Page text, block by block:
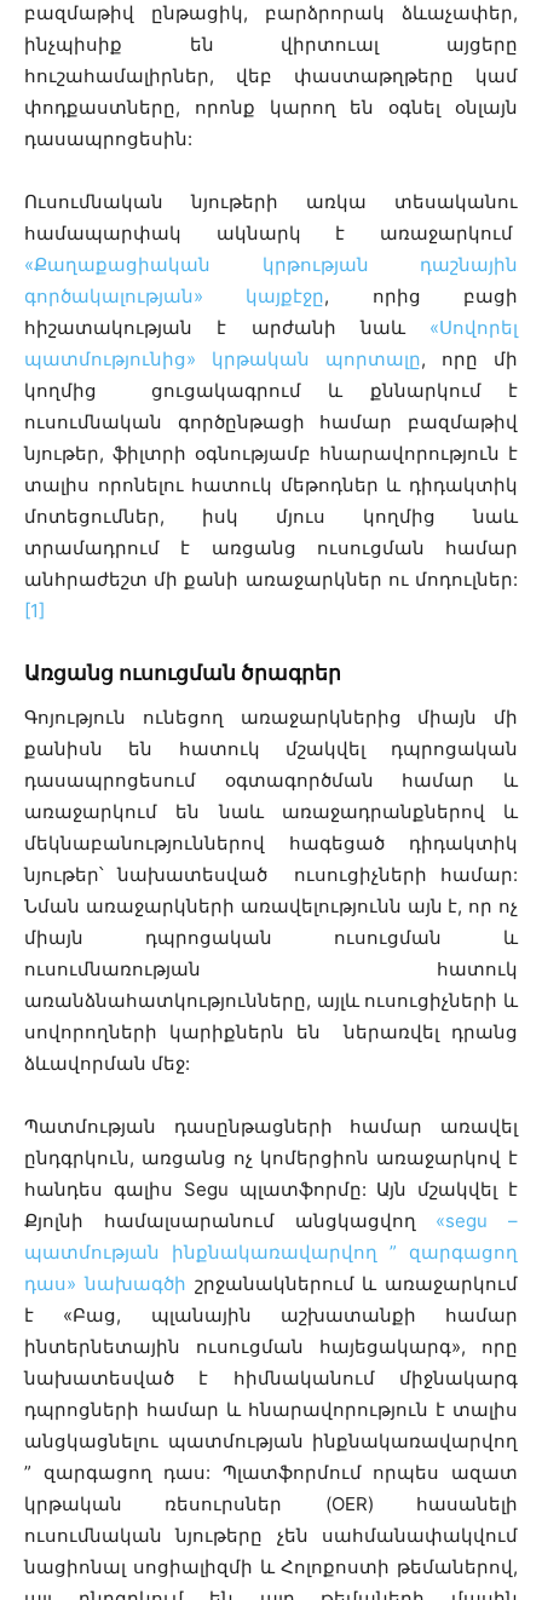
բազմաթիվ ընթացիկ, բարձրորակ ձևաչափեր,
ինչպիսիք են վիրտուալ այցերը
հուշահամալիրներ, վեբ փաստաթղթերը կամ
փոդքաստները, որոնք կարող են օգնել օնլայն
դասապրոցեսին:
Ուսումնական նյութերի առկա տեսականու
համապարփակ ակնարկ է առաջարկում
«Քաղաքացիական կրթության դաշնային
գործակալության» կայքէջը, որից բացի
հիշատակության է արժանի նաև «Սովորել
պատմությունից» կրթական պորտալը, որը մի
կողմից ցուցակագրում և քննարկում է
ուսումնական գործընթացի համար բազմաթիվ
նյութեր, ֆիլտրի օգնությամբ հնարավորություն է
տալիս որոնելու հատուկ մեթոդներ և դիդակտիկ
մոտեցումներ, իսկ մյուս կողմից նաև
տրամադրում է առցանց ուսուցման համար
անհրաժեշտ մի քանի առաջարկներ ու մոդուլներ:
[1]
Առցանց ուսուցման ծրագրեր
Գոյություն ունեցող առաջարկներից միայն մի
քանիսն են հատուկ մշակվել դպրոցական
դասապրոցեսում օգտագործման համար և
առաջարկում են նաև առաջադրանքներով և
մեկնաբանություններով հագեցած դիդակտիկ
նյութեր՝ նախատեսված ուսուցիչների համար:
Նման առաջարկների առավելությունն այն է, որ ոչ
միայն դպրոցական ուսուցման և
ուսումնառության հատուկ
առանձնահատկությունները, այլև ուսուցիչների և
սովորողների կարիքներն են ներառվել դրանց
ձևավորման մեջ:
Պատմության դասընթացների համար առավել
ընդգրկուն, առցանց ոչ կոմերցիոն առաջարկով է
հանդես գալիս Segu պլատֆորմը: Այն մշակվել է
Քյոլնի համալսարանում անցկացվող «segu –
պատմության ինքնակառավարվող ” զարգացող
դաս» նախագծի շրջանակներում և առաջարկում
է «Բաց, պլանային աշխատանքի համար
ինտերնետային ուսուցման հայեցակարգ», որը
նախատեսված է հիմնականում միջնակարգ
դպրոցների համար և հնարավորություն է տալիս
անցկացնելու պատմության ինքնակառավարվող
” զարգացող դաս: Պլատֆորմում որպես ազատ
կրթական ռեսուրսներ (OER) հասանելի
ուսումնական նյութերը չեն սահմանափակվում
նացիոնալ սոցիալիզմի և Հոլոքոստի թեմաներով,